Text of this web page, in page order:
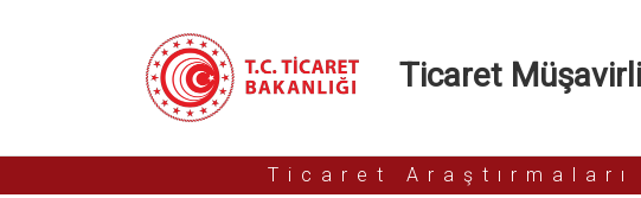
Ticaret
Ticaret Araştırmaları